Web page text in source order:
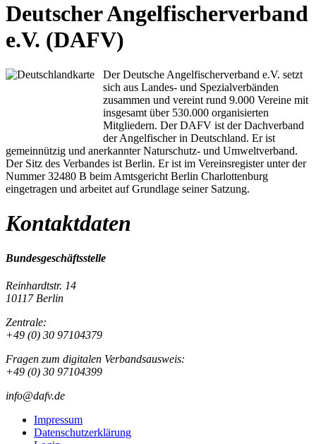
Deutscher Angelfischerverband
e.V. (DAFV)
Der Deutsche Angelfischerverband e.V. setzt
sich aus Landes- und Spezialverbänden
zusammen und vereint rund 9.000 Vereine mit
insgesamt über 530.000 organisierten
Mitgliedern. Der DAFV ist der Dachverband
der Angelfischer in Deutschland. Er ist
gemeinnützig und anerkannter Naturschutz- und Umweltverband.
Der Sitz des Verbandes ist Berlin. Er ist im Vereinsregister unter der
Nummer 32480 B beim Amtsgericht Berlin Charlottenburg
eingetragen und arbeitet auf Grundlage seiner Satzung.
Kontaktdaten
Bundesgeschäftsstelle
Reinhardtstr. 14
10117 Berlin
Zentrale:
+49 (0) 30 97104379
Fragen zum digitalen Verbandsausweis:
+49 (0) 30 97104399
info@dafv.de
Impressum
Datenschutzerklärung